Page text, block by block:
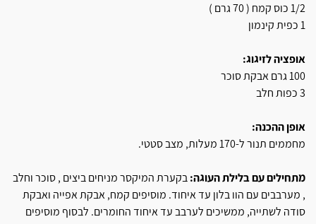
1/2 כוס קמח ( 70 גרם )
1 כפית קינמון
אופציה לזיגוג:
100 גרם אבקת סוכר
3 כפות חלב
אופן ההכנה:
מחממים תנור ל-170 מעלות, מצב סטטי.
מתחילים עם בלילת העוגה: בקערת המיקסר מניחים ביצים , סוכר וחלב
, מערבבים עם הוו בלון עד איחוד. מוסיפים קמח, אבקת אפייה ואבקת
סודה לשתייה, ממשיכים לערבב עד איחוד החומרים. לבסוף מוסיפים